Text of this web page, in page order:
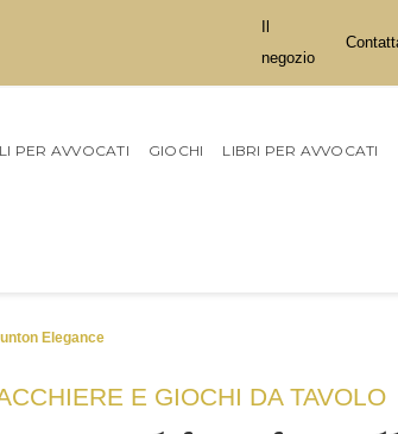
negozio
PER AVVOCATI GIOCHI LIBRI PER AVVOCATI
Elegance
E GIOCHI DA TAVOLO